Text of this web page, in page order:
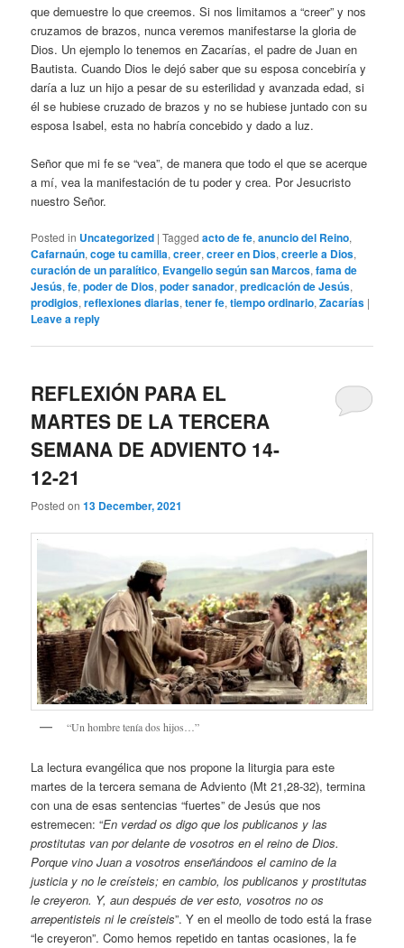
que demuestre lo que creemos. Si nos limitamos a “creer” y nos
cruzamos de brazos, nunca veremos manifestarse la gloria de
Dios. Un ejemplo lo tenemos en Zacarías, el padre de Juan en
Bautista. Cuando Dios le dejó saber que su esposa concebiría y
daría a luz un hijo a pesar de su esterilidad y avanzada edad, si
él se hubiese cruzado de brazos y no se hubiese juntado con su
esposa Isabel, esta no habría concebido y dado a luz.
Señor que mi fe se “vea”, de manera que todo el que se acerque
a mí, vea la manifestación de tu poder y crea. Por Jesucristo
nuestro Señor.
Posted in Uncategorized |Tagged acto de fe,anuncio del Reino,
Cafarnaún,coge tu camilla,creer,creer en Dios,creerle a Dios,
curación de un paralítico, Evangelio según san Marcos,fama de
Jesús,fe,poder de Dios,poder sanador,predicación de Jesús,
prodigios,reflexiones diarias,tener fe,tiempo ordinario,Zacarías |
Leave a reply
REFLEXIÓN PARA EL
MARTES DE LA TERCERA
SEMANA DE ADVIENTO 14-
12-21
Posted on13 December, 2021
“Un hombre tenía dos hijos…”
La lectura evangélica que nos propone la liturgia para este
martes de la tercera semana de Adviento (Mt 21,28-32), termina
con una de esas sentencias “fuertes” de Jesús que nos
estremecen: “En verdad os digo que los publicanos y las
prostitutas van por delante de vosotros en el reino de Dios.
Porque vino Juan a vosotros enseñándoos el camino de la
justicia y no le creísteis; en cambio, los publicanos y prostitutas
le creyeron. Y, aun después de ver esto, vosotros no os
arrepentisteis ni le creísteis”. Y en el meollo de todo está la frase
“le creyeron”. Como hemos repetido en tantas ocasiones, la fe